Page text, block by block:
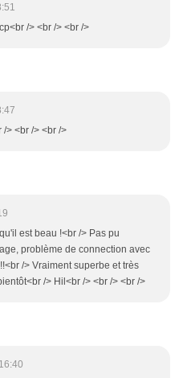
/> <br /> <br />
> <br /> <br />
est beau !<br /> Pas pu
problème de connection avec
/> Vraiment superbe et très
/> Hil<br /> <br /> <br />